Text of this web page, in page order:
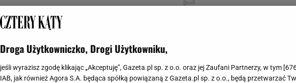
Droga Użytkowniczko, Drogi Użytkowniku,
jeśli wyrazisz zgodę klikając „Akceptuję”, Gazeta.pl sp. z o.o. oraz jej Zaufani Partnerzy, w tym [
IAB, jak również Agora S.A. będąca spółką powiązaną z Gazeta.pl sp. z o.o., będą przetwarzać